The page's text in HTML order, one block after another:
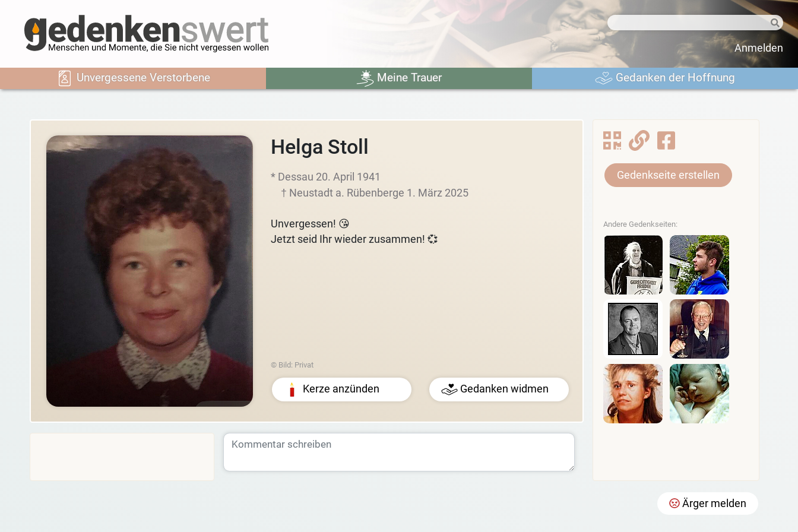
Anmelden
Unvergessene Verstorbene Meine Trauer Gedanken der Hoffnung
Helga Stoll
* Dessau 20. April 1941
† Neustadt a. Rübenberge 1. März 2025
Unvergessen! 😘
Jetzt seid Ihr wieder zusammen! 💞
© Bild: Privat
Kerze anzünden Gedanken widmen
Gedenkseite erstellen
Andere Gedenkseiten:
Ärger melden